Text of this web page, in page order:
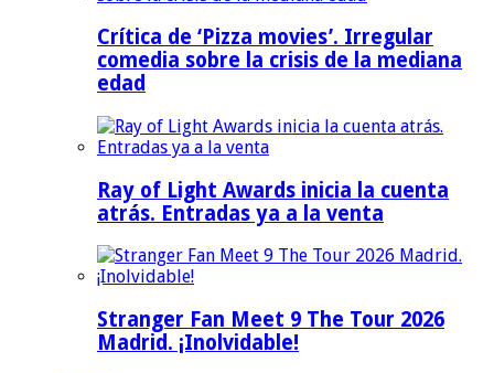
Crítica de ‘Pizza movies’. Irregular
comedia sobre la crisis de la mediana
edad
Ray of Light Awards inicia la cuenta
atrás. Entradas ya a la venta
Stranger Fan Meet 9 The Tour 2026
Madrid. ¡Inolvidable!